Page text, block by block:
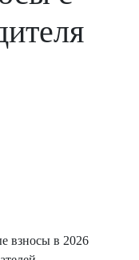
взносы в 2026